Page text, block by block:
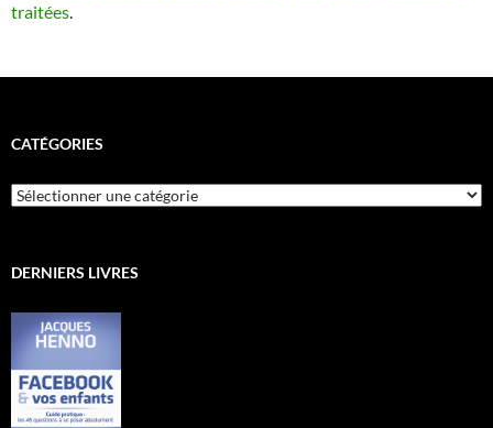
traitées.
CATÉGORIES
Catégories
DERNIERS LIVRES